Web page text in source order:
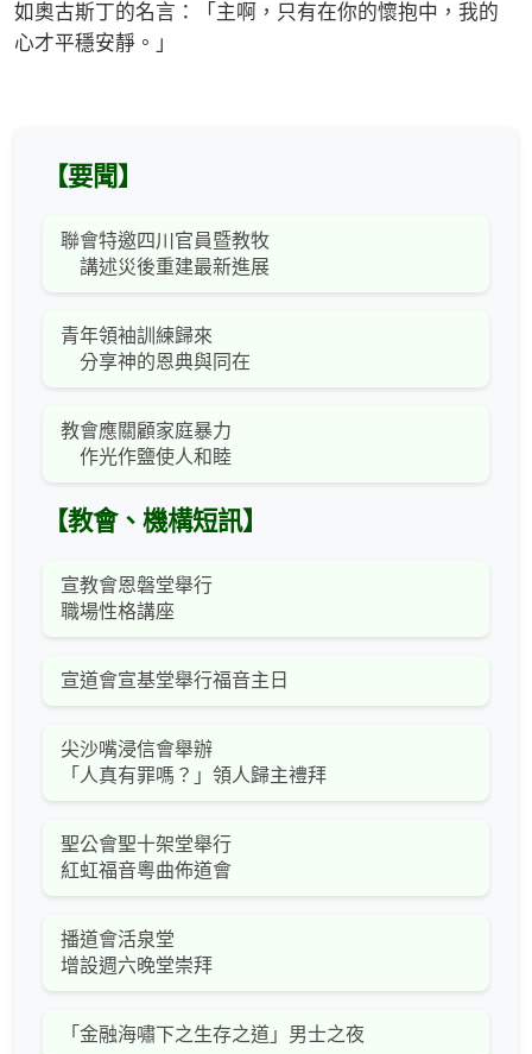
如奧古斯丁的名言：「主啊，只有在你的懷抱中，我的
心才平穩安靜。」
【要聞】
聯會特邀四川官員暨教牧
講述災後重建最新進展
青年領袖訓練歸來
分享神的恩典與同在
教會應關顧家庭暴力
作光作鹽使人和睦
【教會、機構短訊】
宣教會恩磐堂舉行
職場性格講座
宣道會宣基堂舉行福音主日
尖沙嘴浸信會舉辦
「人真有罪嗎？」領人歸主禮拜
聖公會聖十架堂舉行
紅虹福音粵曲佈道會
播道會活泉堂
增設週六晚堂崇拜
「金融海嘯下之生存之道」男士之夜